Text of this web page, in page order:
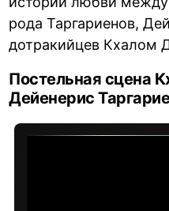
рода Таргариенов,
дотракийцев Кхалом
Постельная сцена
Дейенерис